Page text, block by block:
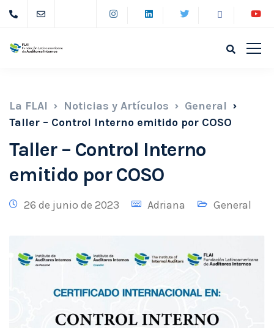
La FLAI Noticias y Artículos
General
Taller – Control Interno emitido por COSO
Taller – Control Interno
emitido por COSO
26 de junio de 2023 Adriana General